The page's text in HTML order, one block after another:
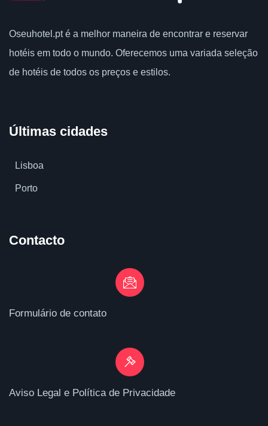
Oseuhotel.pt é a melhor maneira de encontrar e reservar
hotéis em todo o mundo. Oferecemos uma variada seleção
de hotéis de todos os preços e estilos.
Últimas cidades
Lisboa
Porto
Contacto
Formulário de contato
Aviso Legal e Política de Privacidade